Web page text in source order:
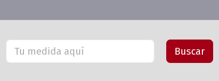
Mecánica rápida